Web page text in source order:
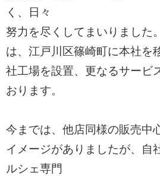
く、日々
努力を尽くしてまいりました
は、江戸川区篠崎町に本社を
社工場を設置、更なるサービ
おります。
今までは、他店同様の販売中
イメージがありましたが、自
ルシェ専門